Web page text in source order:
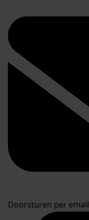
Doorsturen per email